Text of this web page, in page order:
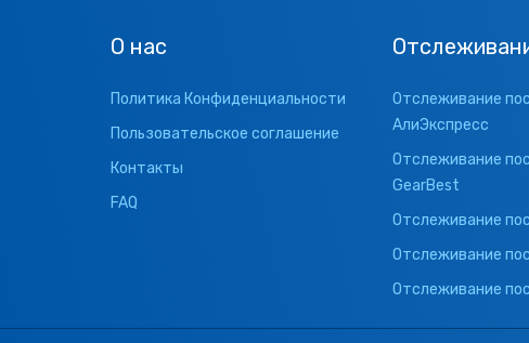
О нас
Политика Конфиденциальности
Пользовательское соглашение
Контакты
FAQ
Отслеживание
АлиЭкспресс
Отслеживание
GearBest
Отслеживание
Отслеживание
Отслеживание